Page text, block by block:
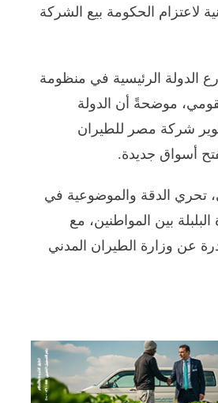
لاعتزام الحكومة بيع الشركة
الدولة الرئيسية في منظومة
موضحةً أن الدولة
شركة مصر للطيران
أسواق جديدة.
تحري الدقة والموضوعية في
بين المواطنين، مع
عن وزارة الطيران المدني